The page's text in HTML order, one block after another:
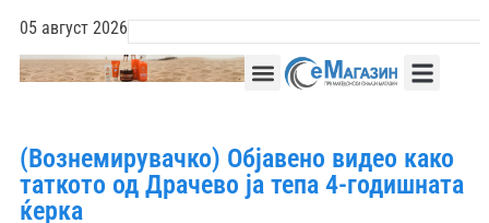
05 август 2026
(Вознемирувачко) Објавено видео како
таткото од Драчево ја тепа 4-годишната
ќерка